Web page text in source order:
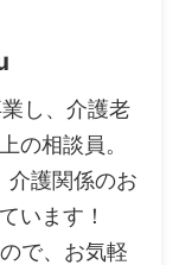
し、介護老
の相談員。
介護関係のお
います！
で、お気軽